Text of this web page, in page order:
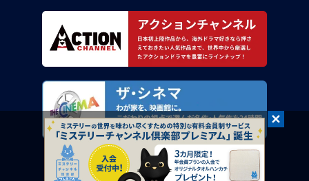
©︎ AXN Entertainment Co., Ltd. All Rights Reserved.